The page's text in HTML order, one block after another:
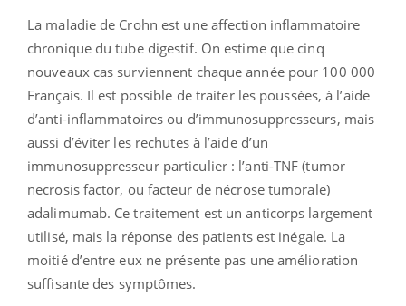
La maladie de Crohn est une affection inflammatoire
chronique du tube digestif. On estime que cinq
nouveaux cas surviennent chaque année pour 100 000
Français. Il est possible de traiter les poussées, à l’aide
d’anti-inflammatoires ou d’immunosuppresseurs, mais
aussi d’éviter les rechutes à l’aide d’un
immunosuppresseur particulier : l’anti-TNF (tumor
necrosis factor, ou facteur de nécrose tumorale)
adalimumab. Ce traitement est un anticorps largement
utilisé, mais la réponse des patients est inégale. La
moitié d’entre eux ne présente pas une amélioration
suffisante des symptômes.